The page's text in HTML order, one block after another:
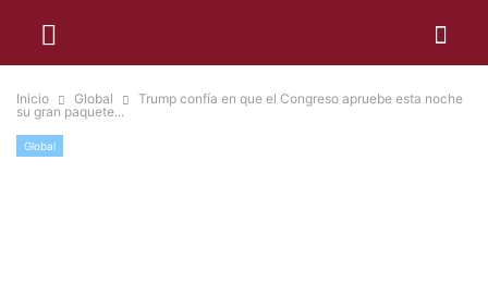
Inicio Global
Trump confía en que el Congreso apruebe esta noche
su gran paquete...
Global